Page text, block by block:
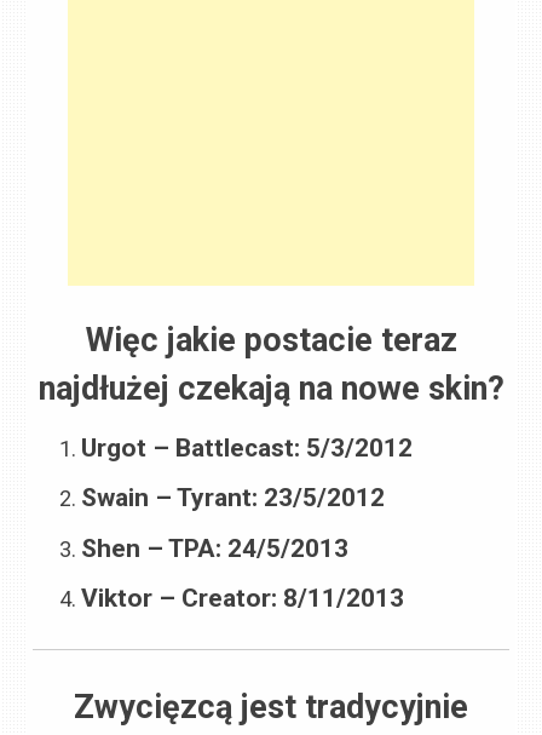
Więc jakie postacie teraz
najdłużej czekają na nowe skin?
Urgot – Battlecast: 5/3/2012
Swain – Tyrant: 23/5/2012
Shen – TPA: 24/5/2013
Viktor – Creator: 8/11/2013
Zwycięzcą jest tradycyjnie